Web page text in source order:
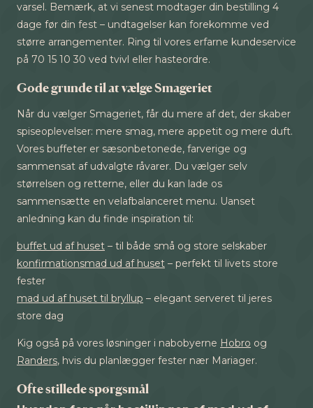
varsel. Bemærk, at vi senest modtager din bestilling 4
dage før din fest – undtagelser kan forekomme ved
større arrangementer. Ring til vores erfarne kundeservice
på 70 15 10 30 ved tvivl eller hasteordre.
Gode grunde til at vælge Smageriet
Når du vælger Smageriet, får du mere af det, der skaber
spiseoplevelser: mere smag, mere appetit og mere duft.
Vores buffeter er sæsonbetonede, farverige og
sammensat af udvalgte råvarer. Du vælger selv
størrelsen og retterne, eller du kan lade os
sammensætte en velafbalanceret menu. Uanset
anledning kan du finde inspiration til:
buffet ud af huset – til både små og store selskaber
konfirmationsmad ud af huset – perfekt til livets store
fester
mad ud af huset til bryllup – elegant serveret til jeres
store dag
Kig også på vores løsninger i nabobyerne Hobro og
Randers, hvis du planlægger fester nær Mariager.
Ofte stillede spørgsmål